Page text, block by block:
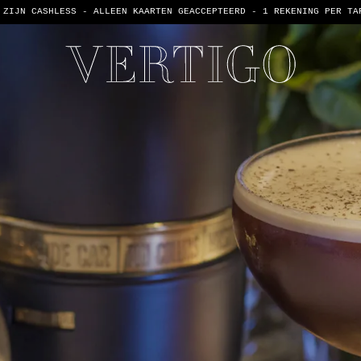
ZIJN CASHLESS - ALLEEN KAARTEN GEACCEPTEERD - 1 REKENING PER